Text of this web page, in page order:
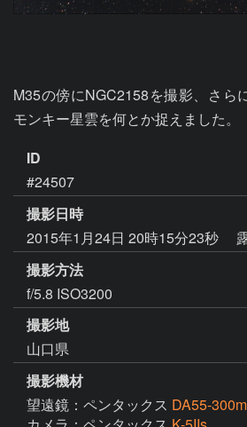
M35の傍にNGC2158を撮影、さら
モンキー星雲を何とか捉えました。
ID
#24507
撮影日時
2015年1月24日 20時15分23秒
撮影方法
f/5.8 ISO3200
撮影地
山口県
撮影機材
望遠鏡：ペンタックス DA55-